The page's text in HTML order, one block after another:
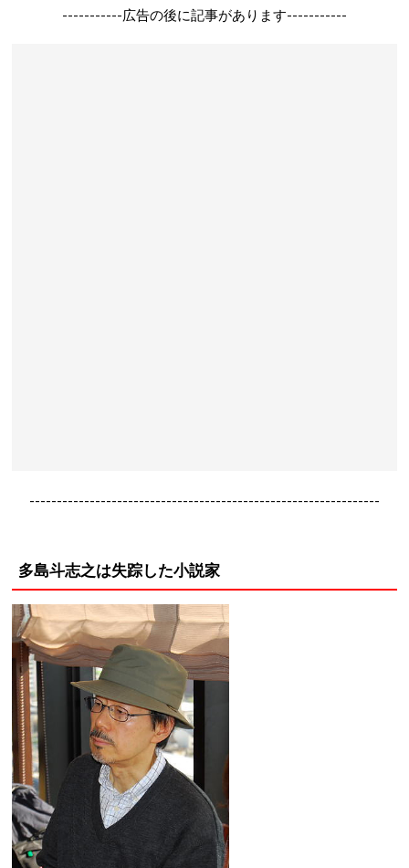
-----------広告の後に記事があります-----------
----------------------------------------------------------------
多島斗志之は失踪した小説家